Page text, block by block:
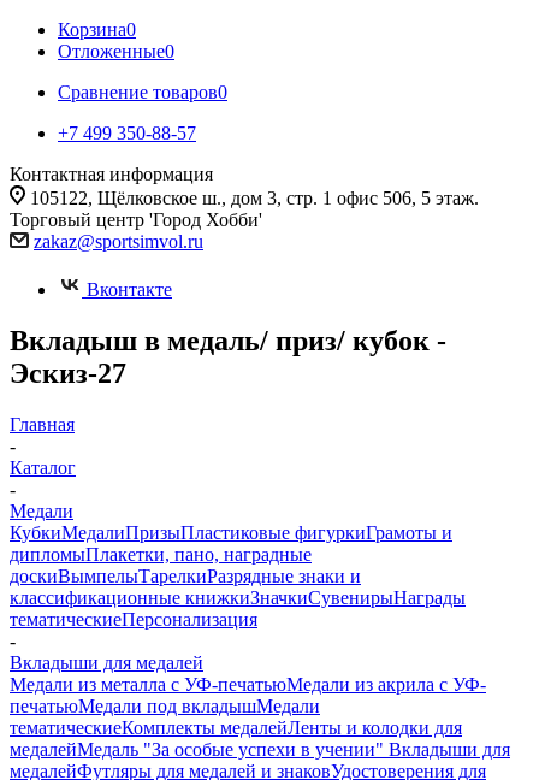
Корзина0
Отложенные0
Сравнение товаров0
+7 499 350-88-57
Контактная информация
105122, Щёлковское ш., дом 3, стр. 1 офис 506, 5 этаж.
Торговый центр 'Город Хобби'
zakaz@sportsimvol.ru
Вконтакте
Вкладыш в медаль/ приз/ кубок -
Эскиз-27
Главная
-
Каталог
-
Медали
КубкиМедалиПризыПластиковые фигуркиГрамоты и
дипломыПлакетки, пано, наградные
доскиВымпелыТарелкиРазрядные знаки и
классификационные книжкиЗначкиСувенирыНаграды
тематическиеПерсонализация
-
Вкладыши для медалей
Медали из металла с УФ-печатьюМедали из акрила с УФ-
печатьюМедали под вкладышМедали
тематическиеКомплекты медалейЛенты и колодки для
медалейМедаль "За особые успехи в учении" Вкладыши для
медалейФутляры для медалей и знаковУдостоверения для